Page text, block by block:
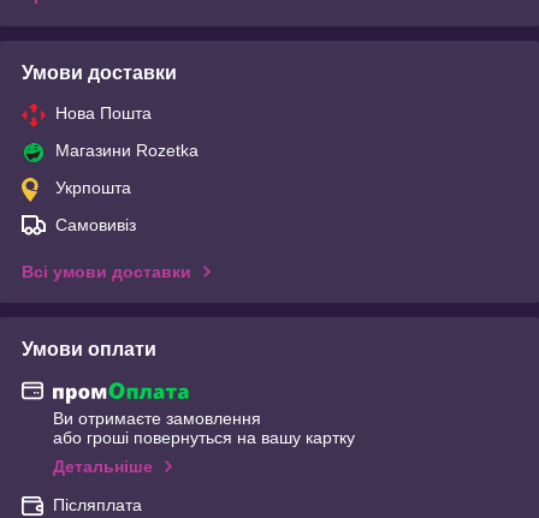
Умови доставки
Нова Пошта
Магазини Rozetka
Укрпошта
Самовивіз
Всі умови доставки
Умови оплати
Ви отримаєте замовлення
або гроші повернуться на вашу картку
Детальніше
Післяплата